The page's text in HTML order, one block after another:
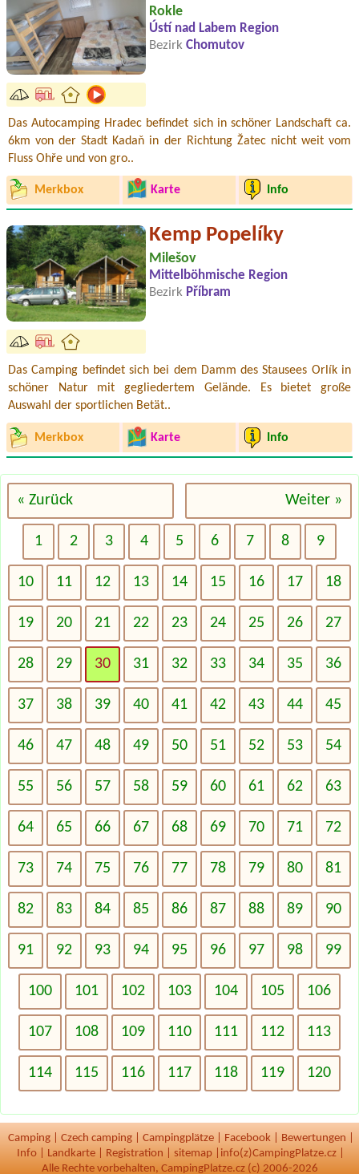
Rokle
Ústí nad Labem Region
Bezirk Chomutov
Das Autocamping Hradec befindet sich in schöner Landschaft ca.
6km von der Stadt Kadaň in der Richtung Žatec nicht weit vom
Fluss Ohře und von gro..
Merkbox Karte Info
Kemp Popelíky
Milešov
Mittelböhmische Region
Bezirk Příbram
Das Camping befindet sich bei dem Damm des Stausees Orlík in
schöner Natur mit gegliedertem Gelände. Es bietet große
Auswahl der sportlichen Betät..
Merkbox Karte Info
« Zurück Weiter »
1 2 3 4 5 6 7 8 9
10 11 12 13 14 15 16 17 18
19 20 21 22 23 24 25 26 27
28 29 30 31 32 33 34 35 36
37 38 39 40 41 42 43 44 45
46 47 48 49 50 51 52 53 54
55 56 57 58 59 60 61 62 63
64 65 66 67 68 69 70 71 72
73 74 75 76 77 78 79 80 81
82 83 84 85 86 87 88 89 90
91 92 93 94 95 96 97 98 99
100 101 102 103 104 105 106
107 108 109 110 111 112 113
114 115 116 117 118 119 120
Camping Czech camping Campingplätze Facebook Bewertungen
Info
Landkarte Registration sitemap
info(z)CampingPlatze.cz |
Alle Rechte vorbehalten, CampingPlatze.cz (c) 2006-2026